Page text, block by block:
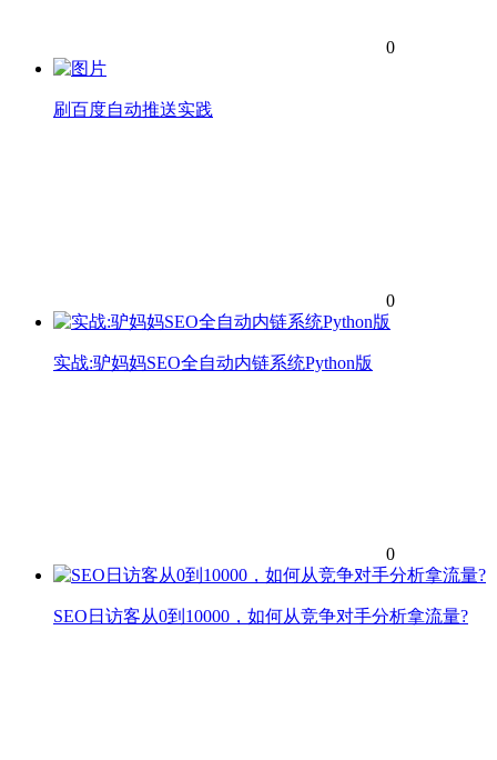
0
刷百度自动推送实践
0
实战:驴妈妈SEO全自动内链系统Python版
0
SEO日访客从0到10000，如何从竞争对手分析拿流量?